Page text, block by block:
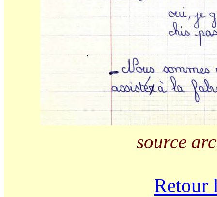
source
Retour